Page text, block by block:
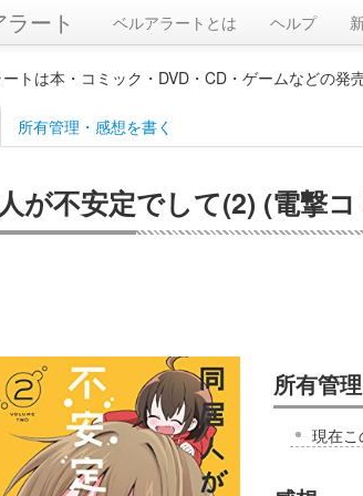
ート ベルアラートとは ヘルプ
トは本・コミック・DVD・CD・ゲームなどの発
所有管理・感想を書く
が不安定でして(2) (電撃
所有管理
現在こ